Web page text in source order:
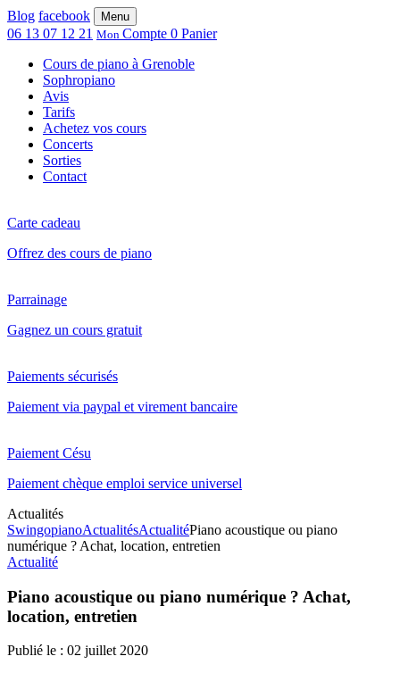
Blog facebook Menu
06 13 07 12 21 Mon Compte 0 Panier
Cours de piano à Grenoble
Sophropiano
Avis
Tarifs
Achetez vos cours
Concerts
Sorties
Contact
Carte cadeau
Offrez des cours de piano
Parrainage
Gagnez un cours gratuit
Paiements sécurisés
Paiement via paypal et virement bancaire
Paiement Césu
Paiement chèque emploi service universel
Actualités
SwingopianoActualitésActualitéPiano acoustique ou piano
numérique ? Achat, location, entretien
Actualité
Piano acoustique ou piano numérique ? Achat,
location, entretien
Publié le : 02 juillet 2020